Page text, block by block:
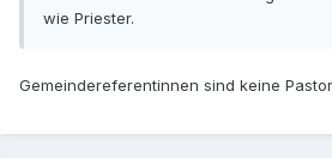
wie Priester.
Gemeindereferentinnen sind keine